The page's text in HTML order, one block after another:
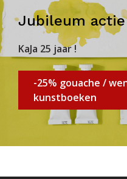
Jubileum
KaJa 25 jaar !
-25% gouache /
kunstboeken